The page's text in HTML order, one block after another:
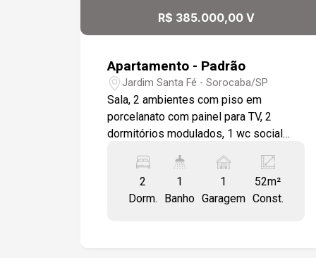
R$ 385.000,00 V
Apartamento - Padrão
Jardim Santa Fé - Sorocaba/SP
Sala, 2 ambientes com piso em
porcelanato com painel para TV, 2
dormitórios modulados, 1 wc social
modulada e área de serviço com
móveis. Todo em piso porcelanato. 1
vaga de garagem descoberta.
2
Dorm.
1
Banho
1
Garagem
52m²
Const.